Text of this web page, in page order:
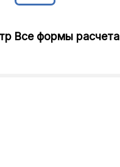
Все формы расчета